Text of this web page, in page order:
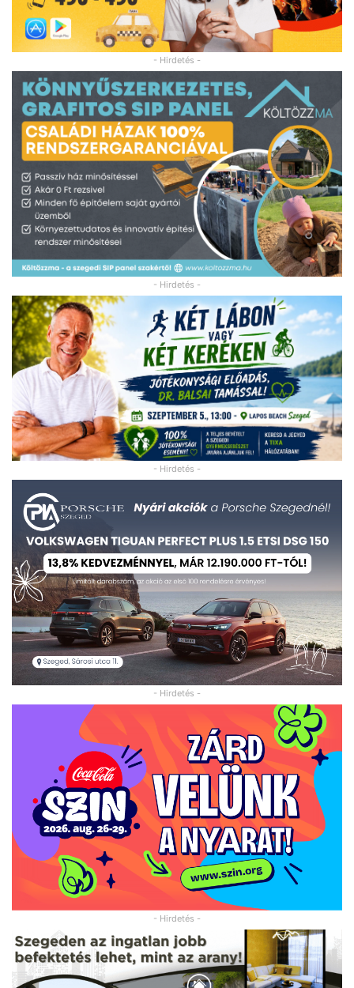
- Hirdetés -
- Hirdetés -
- Hirdetés -
- Hirdetés -
- Hirdetés -